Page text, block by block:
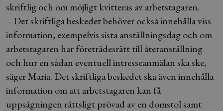
skriftlig och om möjligt kvitteras av arbetstagaren.
– Det skriftliga beskedet behöver också innehålla viss
information, exempelvis sista anställningsdag och om
arbetstagaren har företrädesrätt till återanställning
och hur en sådan eventuell intresseanmälan ska ske,
säger Maria. Det skriftliga beskedet ska även innehålla
information om att arbetstagaren kan få
uppsägningen rättsligt prövad av en domstol samt